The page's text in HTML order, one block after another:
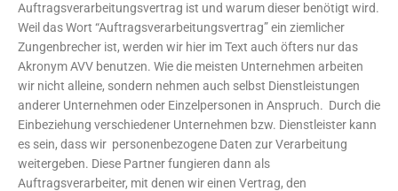
Auftragsverarbeitungsvertrag ist und warum dieser benötigt wird.
Weil das Wort “Auftragsverarbeitungsvertrag” ein ziemlicher
Zungenbrecher ist, werden wir hier im Text auch öfters nur das
Akronym AVV benutzen. Wie die meisten Unternehmen arbeiten
wir nicht alleine, sondern nehmen auch selbst Dienstleistungen
anderer Unternehmen oder Einzelpersonen in Anspruch. Durch die
Einbeziehung verschiedener Unternehmen bzw. Dienstleister kann
es sein, dass wir personenbezogene Daten zur Verarbeitung
weitergeben. Diese Partner fungieren dann als
Auftragsverarbeiter, mit denen wir einen Vertrag, den